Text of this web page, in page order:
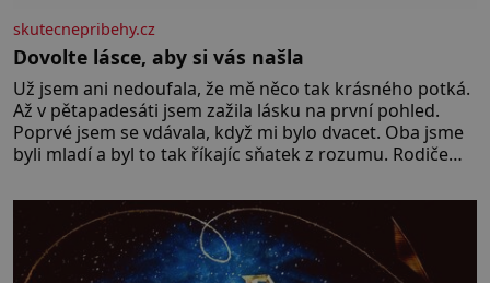
skutecnepribehy.cz
Dovolte lásce, aby si vás našla
Už jsem ani nedoufala, že mě něco tak krásného potká.
Až v pětapadesáti jsem zažila lásku na první pohled.
Poprvé jsem se vdávala, když mi bylo dvacet. Oba jsme
byli mladí a byl to tak říkajíc sňatek z rozumu. Rodiče
muž. Manželství nám oběma moc nesvědčilo, brzy jsme
zjistili, že